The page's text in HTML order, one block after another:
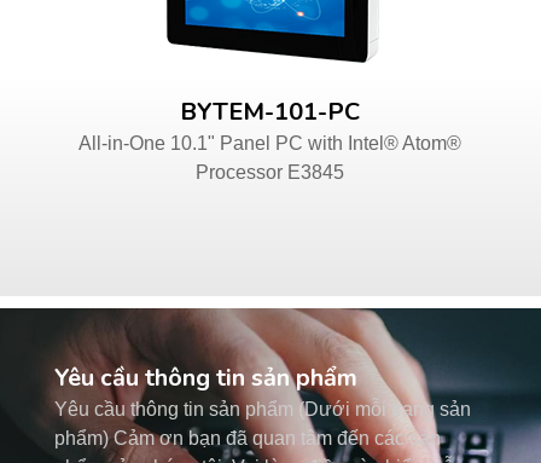
BYTEM-101-PC
All-in-One 10.1" Panel PC with Intel® Atom®
Processor E3845
Yêu cầu thông tin sản phẩm
Yêu cầu thông tin sản phẩm (Dưới mỗi trang sản
phẩm) Cảm ơn bạn đã quan tâm đến các sản